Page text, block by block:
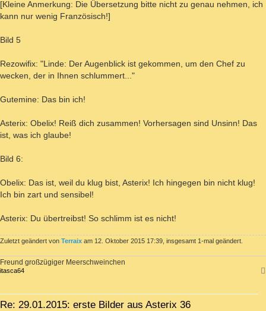
[Kleine Anmerkung: Die Übersetzung bitte nicht zu genau nehmen, ich
kann nur wenig Französisch!]
Bild 5
Rezowifix: "Linde: Der Augenblick ist gekommen, um den Chef zu
wecken, der in Ihnen schlummert..."
Gutemine: Das bin ich!
Asterix: Obelix! Reiß dich zusammen! Vorhersagen sind Unsinn! Das
ist, was ich glaube!
Bild 6:
Obelix: Das ist, weil du klug bist, Asterix! Ich hingegen bin nicht klug!
Ich bin zart und sensibel!
Asterix: Du übertreibst! So schlimm ist es nicht!
Zuletzt geändert von Terraix am 12. Oktober 2015 17:39, insgesamt 1-mal geändert.
Freund großzügiger Meerschweinchen
itasca64
Re: 29.01.2015: erste Bilder aus Asterix 36